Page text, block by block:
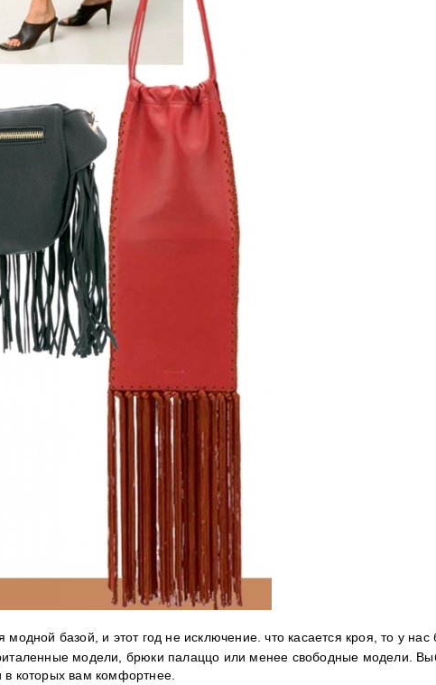
модной базой, и этот год не исключение. что касается кроя, то у нас
модели, брюки палаццо или менее свободные модели.
которых вам комфортнее.